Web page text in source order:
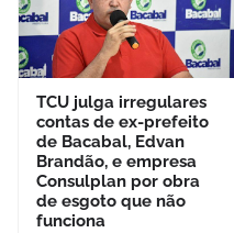
TCU julga irregulares
contas de ex-prefeito
de Bacabal, Edvan
Brandão, e empresa
Consulplan por obra
de esgoto que não
funciona